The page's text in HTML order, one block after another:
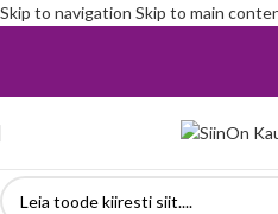
Skip to navigation Skip to main